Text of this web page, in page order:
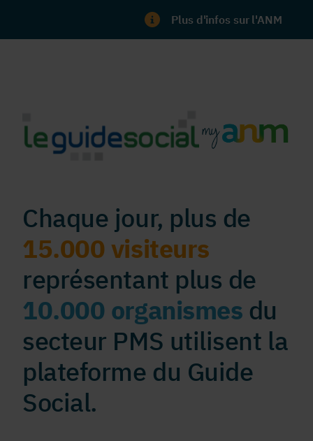
Plus d'infos sur l'ANM
Chaque jour, plus de
15.000 visiteurs
représentant plus de
10.000 organismes du
secteur PMS utilisent la
plateforme du Guide
Social.